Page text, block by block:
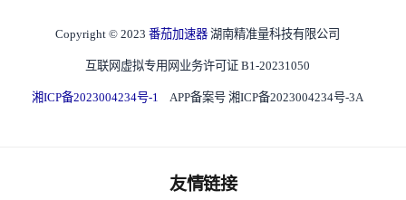
Copyright © 2023 番茄加速器 湖南精准量科技有限公司
互联网虚拟专用网业务许可证 B1-20231050
湘ICP备2023004234号-1 APP备案号 湘ICP备2023004234号-3A
友情链接